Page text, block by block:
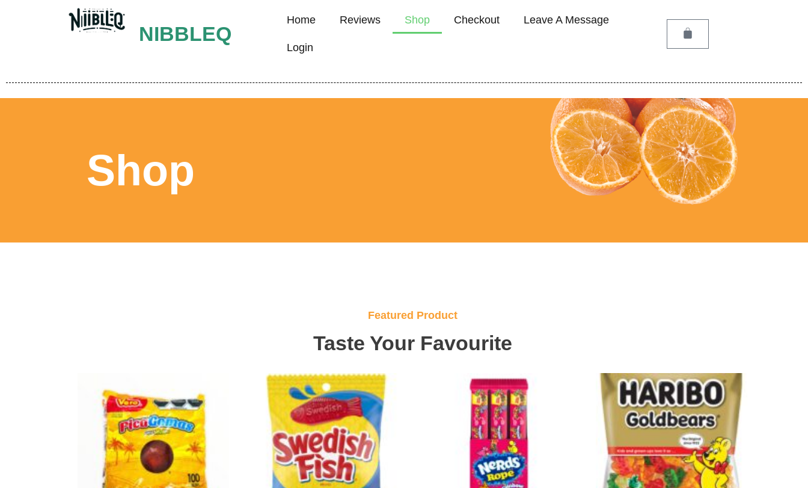
NIBBLEQ
Home Reviews Shop Checkout Leave A Message
Login
Shop
Featured Product
Taste Your Favourite